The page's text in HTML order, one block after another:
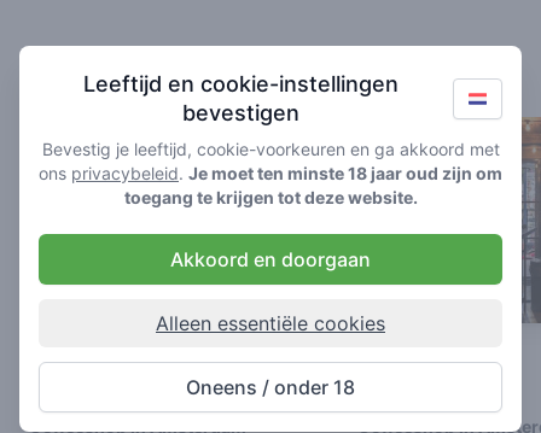
Coffeeshops in de buurt
Coffeeshop in
Leeftijd en cookie-instellingen
bevestigen
Bevestig je leeftijd, cookie-voorkeuren en ga akkoord met
ons privacybeleid. Je moet ten minste 18 jaar oud zijn om
toegang te krijgen tot deze website.
Akkoord en doorgaan
Alleen essentiële cookies
Oneens / onder 18